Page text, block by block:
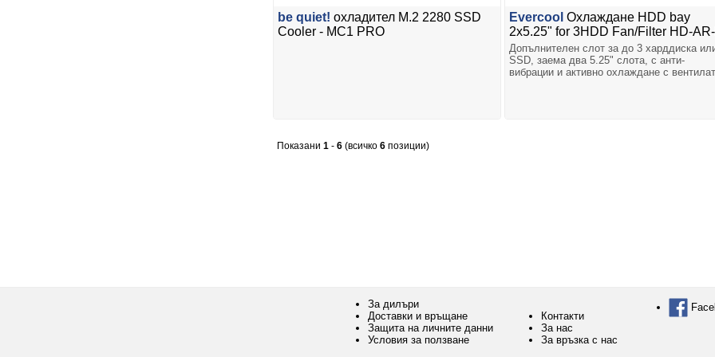
be quiet! охладител M.2 2280 SSD
Cooler - MC1 PRO
Evercool Охлаждане HDD bay
2x5.25" for 3HDD Fan/Filter HD-
Допълнителен слот за до 3 харддиска
SSD, заема два 5.25" слота, с анти-
вибрации и активно охлаждане с
Показани 1 - 6 (всичко 6 позиции)
За дилъри
Доставки и връщане
Защита на личните данни
Условия за ползване
Контакти
За нас
За връзка с нас